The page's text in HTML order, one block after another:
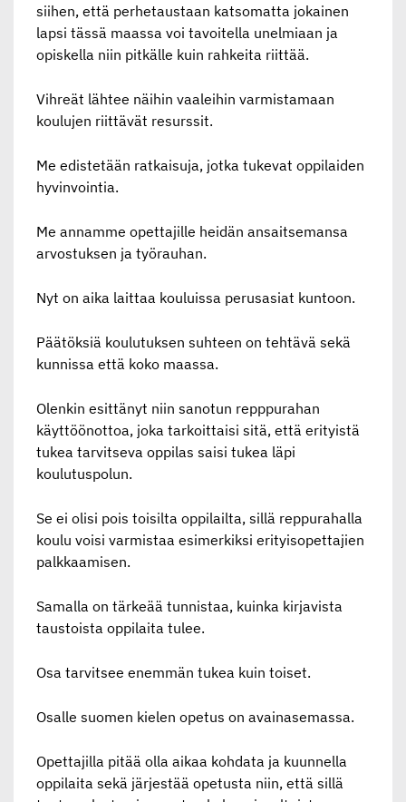
siihen, että perhetaustaan katsomatta jokainen
lapsi tässä maassa voi tavoitella unelmiaan ja
opiskella niin pitkälle kuin rahkeita riittää.
Vihreät lähtee näihin vaaleihin varmistamaan
koulujen riittävät resurssit.
Me edistetään ratkaisuja, jotka tukevat oppilaiden
hyvinvointia.
Me annamme opettajille heidän ansaitsemansa
arvostuksen ja työrauhan.
Nyt on aika laittaa kouluissa perusasiat kuntoon.
Päätöksiä koulutuksen suhteen on tehtävä sekä
kunnissa että koko maassa.
Olenkin esittänyt niin sanotun repppurahan
käyttöönottoa, joka tarkoittaisi sitä, että erityistä
tukea tarvitseva oppilas saisi tukea läpi
koulutuspolun.
Se ei olisi pois toisilta oppilailta, sillä reppurahalla
koulu voisi varmistaa esimerkiksi erityisopettajien
palkkaamisen.
Samalla on tärkeää tunnistaa, kuinka kirjavista
taustoista oppilaita tulee.
Osa tarvitsee enemmän tukea kuin toiset.
Osalle suomen kielen opetus on avainasemassa.
Opettajilla pitää olla aikaa kohdata ja kuunnella
oppilaita sekä järjestää opetusta niin, että sillä